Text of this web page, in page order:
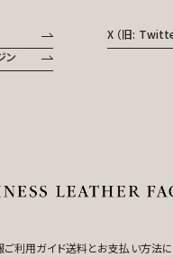
X （旧:
ン
ご利用ガイド送料とお支払い方法